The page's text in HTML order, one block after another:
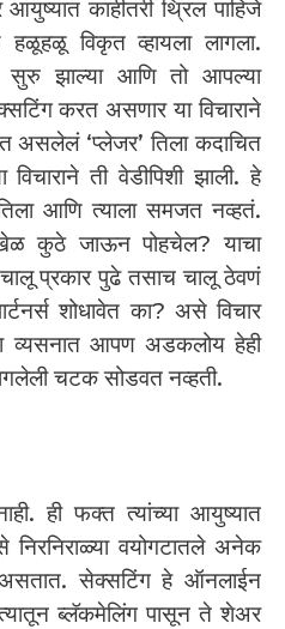
आयुष्यात काहीतरी थ्रिल पाहिजे
विकृत व्हायला लागला.
सुरु झाल्या आणि तो आपल्या
करत असणार या विचाराने
असलेलं ‘प्लेजर’ तिला कदाचित
ती वेडीपिशी झाली. हे
आणि त्याला समजत नव्हतं.
कुठे जाऊन पोहचेल? याचा
प्रकार पुढे तसाच चालू ठेवणं
शोधावेत का? असे विचार
व्यसनात आपण अडकलोय हेही
चटक सोडवत नव्हती.
ही फक्त त्यांच्या आयुष्यात
वयोगटातले अनेक
सेक्सटिंग हे ऑनलाईन
ब्लॅकमेलिंग पासून ते शेअर